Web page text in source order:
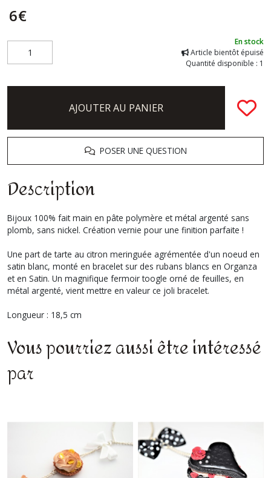
6€
En stock
Article bientôt épuisé
Quantité disponible : 1
AJOUTER AU PANIER
POSER UNE QUESTION
Description
Bijoux 100% fait main en pâte polymère et métal argenté sans
plomb, sans nickel. Création vernie pour une finition parfaite !
Une part de tarte au citron meringuée agrémentée d'un noeud en
satin blanc, monté en bracelet sur des rubans blancs en Organza
et en Satin. Un magnifique fermoir toogle orné de feuilles, en
métal argenté, vient mettre en valeur ce joli bracelet.
Longueur : 18,5 cm
Vous pourriez aussi être intéressé
par